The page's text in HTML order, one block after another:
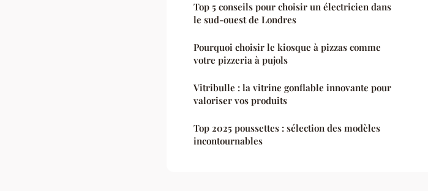
Top 5 conseils pour choisir un électricien dans
le sud-ouest de Londres
Pourquoi choisir le kiosque à pizzas comme
votre pizzeria à pujols
Vitribulle : la vitrine gonflable innovante pour
valoriser vos produits
Top 2025 poussettes : sélection des modèles
incontournables